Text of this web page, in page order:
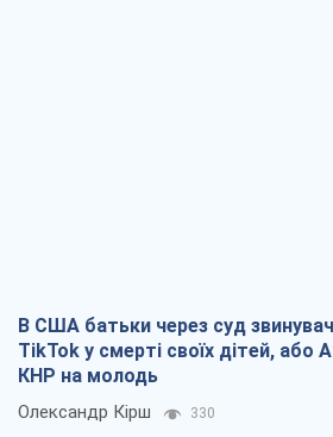
В США батьки через суд
TikTok у смерті своїх дітей, або
КНР на молодь
Олександр Кірш 330